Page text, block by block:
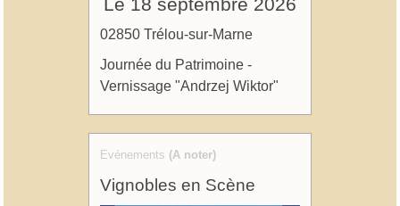
Le 18 septembre 2026
02850 Trélou-sur-Marne
Journée du Patrimoine -
Vernissage "Andrzej Wiktor"
Evénements (A noter)
Vignobles en Scène